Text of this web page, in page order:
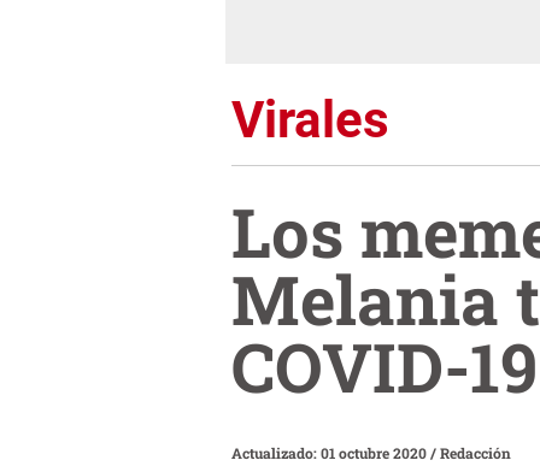
Virales
Los
Melania
COVID-19
Actualizado: 01 octubre 2020/Redacción